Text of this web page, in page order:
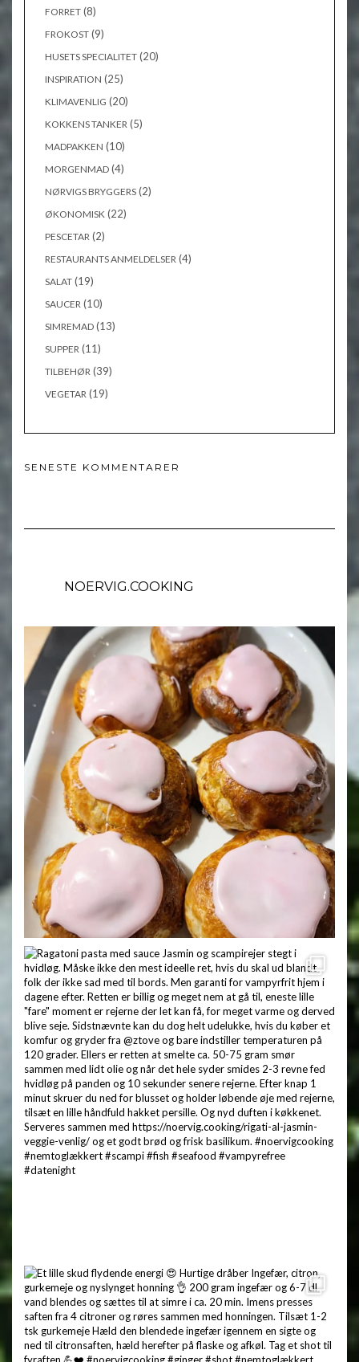
FORRET (8)
FROKOST (9)
HUSETS SPECIALITET (20)
INSPIRATION (25)
KLIMAVENLIG (20)
KOKKENS TANKER (5)
MADPAKKEN (10)
MORGENMAD (4)
NØRVIGS BRYGGERS (2)
ØKONOMISK (22)
PESCETAR (2)
RESTAURANTS ANMELDELSER (4)
SALAT (19)
SAUCER (10)
SIMREMAD (13)
SUPPER (11)
TILBEHØR (39)
VEGETAR (19)
SENESTE KOMMENTARER
NOERVIG.COOKING